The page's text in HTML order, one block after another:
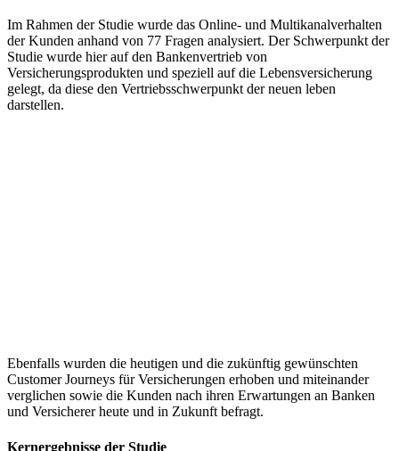
Im Rahmen der Studie wurde das Online- und Multikanalverhalten
der Kunden anhand von 77 Fragen analysiert. Der Schwerpunkt der
Studie wurde hier auf den Bankenvertrieb von
Versicherungsprodukten und speziell auf die Lebensversicherung
gelegt, da diese den Vertriebsschwerpunkt der neuen leben
darstellen.
Ebenfalls wurden die heutigen und die zukünftig gewünschten
Customer Journeys für Versicherungen erhoben und miteinander
verglichen sowie die Kunden nach ihren Erwartungen an Banken
und Versicherer heute und in Zukunft befragt.
Kernergebnisse der Studie